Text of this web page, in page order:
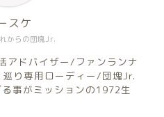
からの団塊Jr.
スケ
アドバイザー/ファンランナ
り専用ローディー/団塊Jr.
事がミッションの1972生